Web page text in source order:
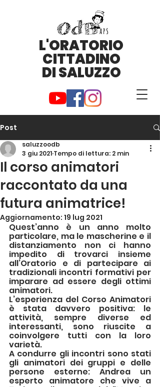
L'ORATORIO
CITTADINO
DI SALUZZO
Post
Il corso animatori
raccontato da una
futura animatrice!
saluzzoodb
3 giu 2021 Tempo di lettura: 2 min
Aggiornamento: 19 lug 2021
Quest’anno è un anno molto
particolare, ma le mascherine e il
distanziamento non ci hanno
impedito di trovarci insieme
all’Oratorio e di partecipare ai
tradizionali incontri formativi per
imparare ad essere degli ottimi
animatori.
L’esperienza del Corso Animatori
è stata davvero positiva: le
attività, sempre diverse ed
interessanti, sono riuscite a
coinvolgere tutti con la loro
varietà.
A condurre gli incontri sono stati
gli animatori dei gruppi e delle
persone esterne: Andrea un
esperto animatore che vive a